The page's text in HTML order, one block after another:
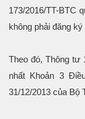
173/2016/TT-BTC
không phải đăng
Theo đó, Thông tư
nhất Khoản 3
31/12/2013 của Bộ